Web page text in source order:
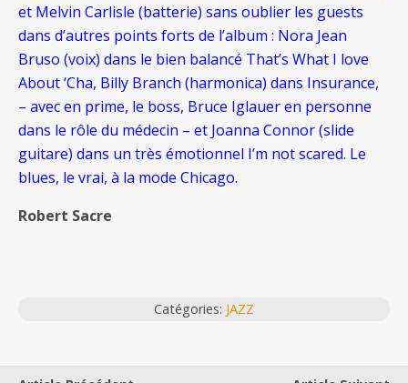
et Melvin Carlisle (batterie) sans oublier les guests
dans d’autres points forts de l’album : Nora Jean
Bruso (voix) dans le bien balancé That’s What I love
About ‘Cha, Billy Branch (harmonica) dans Insurance,
– avec en prime, le boss, Bruce Iglauer en personne
dans le rôle du médecin – et Joanna Connor (slide
guitare) dans un très émotionnel I’m not scared. Le
blues, le vrai, à la mode Chicago.
Robert Sacre
Catégories: JAZZ